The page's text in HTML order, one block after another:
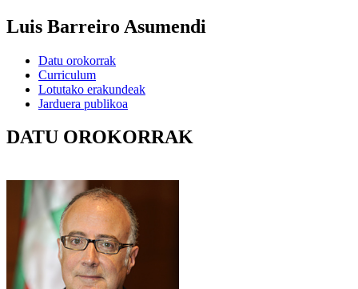
Luis Barreiro Asumendi
Datu orokorrak
Curriculum
Lotutako erakundeak
Jarduera publikoa
DATU OROKORRAK